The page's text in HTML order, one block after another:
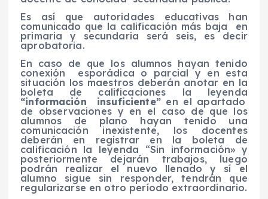
Es así que autoridades educativas han
comunicado que la calificación más baja en
primaria y secundaria será seis, es decir
aprobatoria.
En caso de que los alumnos hayan tenido
conexión esporádica o parcial y en esta
situación los maestros deberán anotar en la
boleta de calificaciones la leyenda
“información insuficiente”en el apartado
de observaciones y en el caso de que los
alumnos de plano hayan tenido una
comunicación inexistente, los docentes
deberán en registrar en la boleta de
calificación la leyenda “Sin información» y
posteriormente dejarán trabajos, luego
podrán realizar el nuevo llenado y sí el
alumno sigue sin responder, tendrán que
regularizarse en otro período extraordinario.